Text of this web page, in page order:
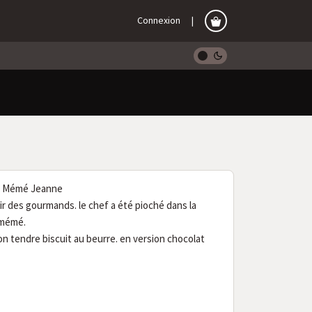
Connexion
Jeanne
des gourmands. le chef a été pioché dans la
tendre biscuit au beurre. en version chocolat